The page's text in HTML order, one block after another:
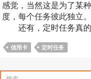
感觉，当然这是为了某
度，每个任务彼此独立。
还有，定时任务真的
信用卡 定时任务